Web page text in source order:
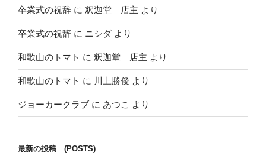
卒業式の祝辞 に 釈迦堂 店主 より
卒業式の祝辞 に ニシダ より
和歌山のトマト に 釈迦堂 店主 より
和歌山のトマト に 川上勝俊 より
ジョーカークラブ に あつこ より
最新の投稿 (POSTS)